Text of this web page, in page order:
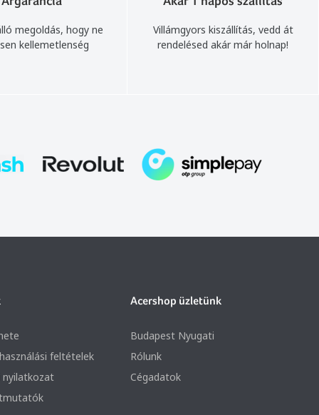
megoldás, hogy ne
kellemetlenség
Villámgyors kiszállítás, vedd át
rendelésed akár már holnap!
feltételek
nyilatkozat
Acershop üzletünk
Budapest Nyugati
Rólunk
Cégadatok